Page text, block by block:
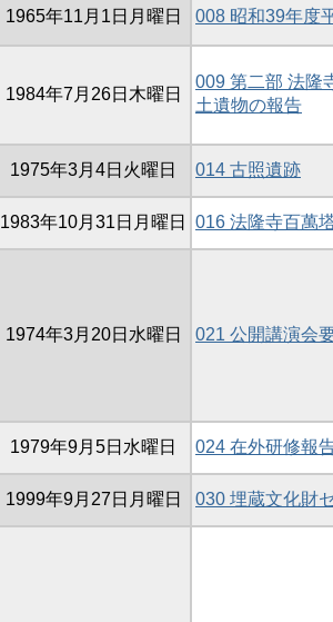
1965年11月1日月曜日 008 昭和39年度
1984年7月26日木曜日
009 第二部 法隆
土遺物の報告
1975年3月4日火曜日 014 古照遺跡
1983年10月31日月曜日 016 法隆寺百萬
1974年3月20日水曜日 021 公開講演会
1979年9月5日水曜日 024 在外研修報
1999年9月27日月曜日 030 埋蔵文化財